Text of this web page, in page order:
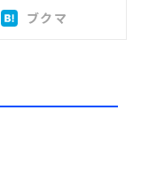
ブクマ